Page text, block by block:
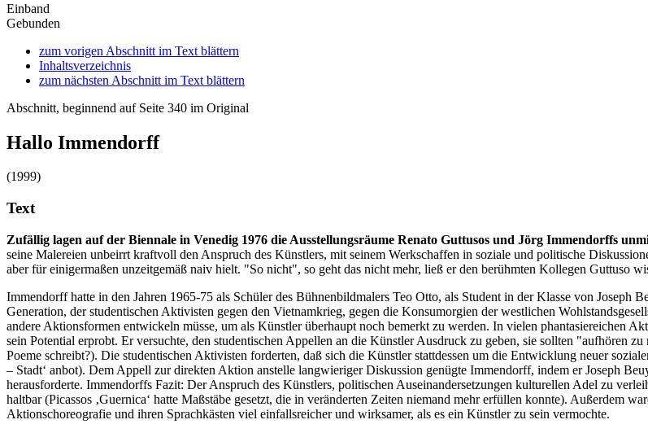
Einband
Gebunden
zum vorigen Abschnitt im Text blättern
Inhaltsverzeichnis
zum nächsten Abschnitt im Text blättern
Abschnitt, beginnend auf Seite 340 im Original
Hallo Immendorff
(1999)
Text
Zufällig lagen auf der Biennale in Venedig 1976 die Ausstellungsräume Renato Guttusos und Jörg Immendorffs
seine Malereien unbeirrt kraftvoll den Anspruch des Künstlers, mit seinem Werkschaffen in soziale und politische
aber für einigermaßen unzeitgemäß naiv hielt. "So nicht", so geht das nicht mehr, ließ er den berühmten Kollegen Guttuso
Immendorff hatte in den Jahren 1965-75 als Schüler des Bühnenbildmalers Teo Otto, als Student in der Klasse von Joseph
Generation, der studentischen Aktivisten gegen den Vietnamkrieg, gegen die Konsumorgien der westlichen
andere Aktionsformen entwickeln müsse, um als Künstler überhaupt noch bemerkt zu werden. In vielen phantasiereichen
sein Potential erprobt. Er versuchte, den studentischen Appellen an die Künstler Ausdruck zu geben, sie sollten "aufhören
Poeme schreibt?). Die studentischen Aktivisten forderten, daß sich die Künstler stattdessen um die Entwicklung neuer
– Stadt‘ anbot). Dem Appell zur direkten Aktion anstelle langwieriger Diskussion genügte Immendorff, indem er Joseph
herausforderte. Immendorffs Fazit: Der Anspruch des Künstlers, politischen Auseinandersetzungen kulturellen Adel zu
haltbar (Picassos ‚Guernica‘ hatte Maßstäbe gesetzt, die in veränderten Zeiten niemand mehr erfüllen konnte). Außerdem
Aktionschoreografie und ihren Sprachkästen viel einfallsreicher und wirksamer, als es ein Künstler zu sein vermochte.